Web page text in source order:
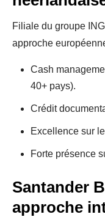
Filiale du groupe
approche
Cash
40+ pays).
Crédit
Excellence sur
Forte présence
Santander
approche